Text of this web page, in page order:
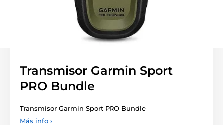
Transmisor Garmin Sport
PRO Bundle
Transmisor Garmin Sport PRO Bundle
Más info ›